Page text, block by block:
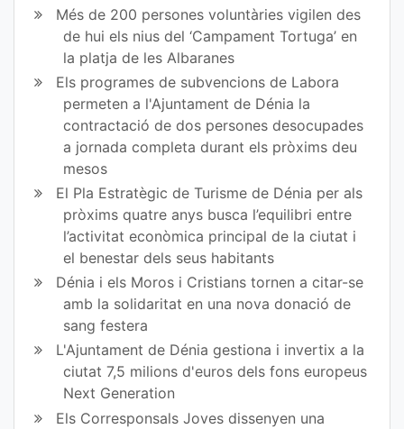
Més de 200 persones voluntàries vigilen des
de hui els nius del ‘Campament Tortuga’ en
la platja de les Albaranes
Els programes de subvencions de Labora
permeten a l'Ajuntament de Dénia la
contractació de dos persones desocupades
a jornada completa durant els pròxims deu
mesos
El Pla Estratègic de Turisme de Dénia per als
pròxims quatre anys busca l’equilibri entre
l’activitat econòmica principal de la ciutat i
el benestar dels seus habitants
Dénia i els Moros i Cristians tornen a citar-se
amb la solidaritat en una nova donació de
sang festera
L'Ajuntament de Dénia gestiona i invertix a la
ciutat 7,5 milions d'euros dels fons europeus
Next Generation
Els Corresponsals Joves dissenyen una